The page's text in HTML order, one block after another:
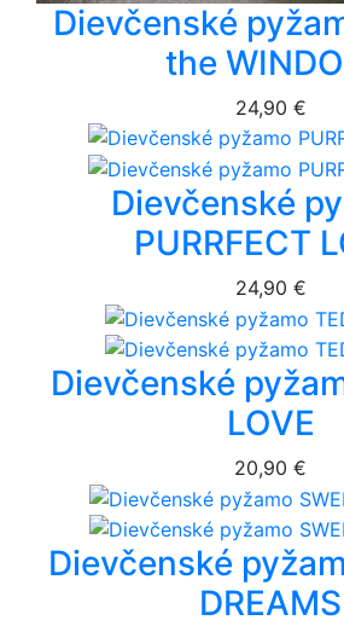
Dievčenské
the
24,90 €
Dievčenské
PURRFECT
24,90 €
Dievčenské
LOVE
20,90 €
Dievčenské
DREAMS